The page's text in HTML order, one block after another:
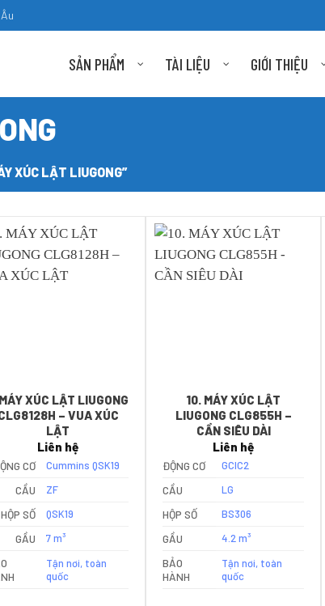
SẢN PHẨM TÀI LIỆU GIỚI THIỆU
XÚC LẬT LIUGONG”
XÚC LẬT LIUGONG
– VUA XÚC
LẬT
Liên hệ
CƠ Cummins QSK19
CẦU ZF
HỘP SỐ QSK19
GẦU 7 m³
Tận nơi, toàn
quốc
10. MÁY XÚC LẬT
LIUGONG CLG855H –
CẦN SIÊU DÀI
Liên hệ
ĐỘNG CƠ GCIC2
CẦU LG
HỘP SỐ BS306
GẦU 4.2 m³
BẢO
HÀNH
Tận nơi, toàn
quốc
Báo giá máy xúc lật, xúc đào, lu,
Ưu đãi tốt nhất thị trường. Đăng
nhận ưu đãi!